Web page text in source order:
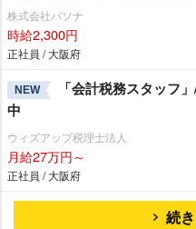
株式会社パソナ
時給2,300円
正社員 / 大阪府
NEW
「会計税務スタッフ
中
ウィズアップ税理士法人
月給27万円～
正社員 / 大阪府
続